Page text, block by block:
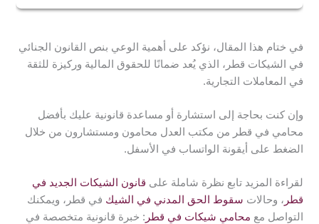
المعاملات.
تشمل العقوبات الحبس والغرامات.
يُنصح بالتواصل مع الساحب لحل المشكلة وديًا قبل اللجوء
إلى القضاء.
في ختام هذا المقال، نؤكد على أهمية الوعي بنص القانون الجنائي
في الشيكات قطر، الذي يُعد ضمانًا للحقوق المالية وركيزة للثقة
في المعاملات التجارية.
وإن كنت بحاجة إلى استشارة أو مساعدة قانونية عليك بأفضل
محامي في قطر من مكتب العدل محامون ومستشارون من خلال
الضغط على أيقونة الواتساب في الأسفل.
لقراءة المزيد تابع نظرة شاملة على قانون الشيكات الجديد في
قطر ، وحالات سقوط الحق المدني في الشيك في قطر، ويمكنك
التواصل مع محامي شيكات في قطر : خبرة قانونية متخصصة في